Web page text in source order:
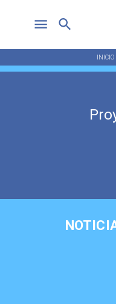
INICIO